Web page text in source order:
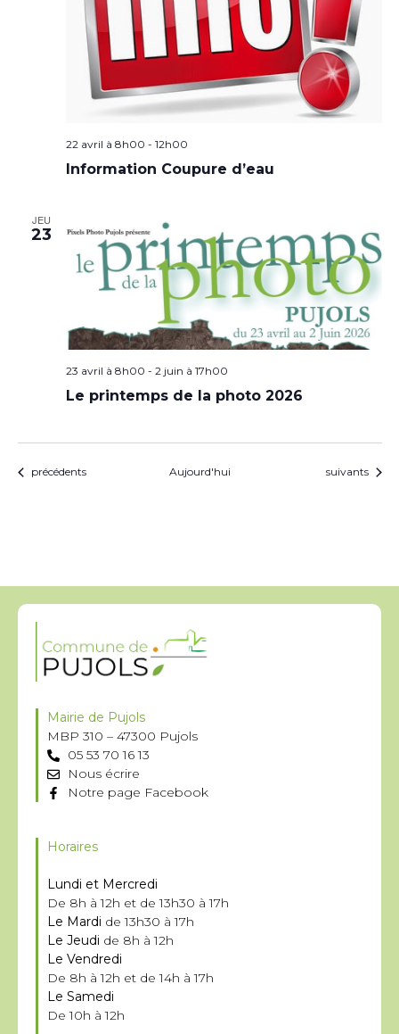
22 avril à 8h00 - 12h00
Information Coupure d’eau
JEU
23
23 avril à 8h00 - 2 juin à 17h00
Le printemps de la photo 2026
Évènements
précédents Aujourd'hui Évènements
suivants
Mairie de Pujols
MBP 310 – 47300 Pujols
05 53 70 16 13
Nous écrire
Notre page Facebook
Horaires
Lundi et Mercredi
De 8h à 12h et de 13h30 à 17h
Le Mardi de 13h30 à 17h
Le Jeudi de 8h à 12h
Le Vendredi
De 8h à 12h et de 14h à 17h
Le Samedi
De 10h à 12h